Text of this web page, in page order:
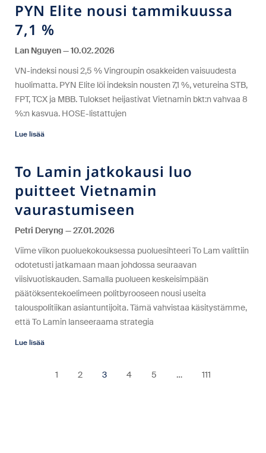
PYN Elite nousi tammikuussa
7,1 %
Lan Nguyen
10.02.2026
VN-indeksi nousi 2,5 % Vingroupin osakkeiden vaisuudesta
huolimatta. PYN Elite löi indeksin nousten 7,1 %, vetureina STB,
FPT, TCX ja MBB. Tulokset heijastivat Vietnamin bkt:n vahvaa 8
%:n kasvua. HOSE-listattujen
Lue lisää
To Lamin jatkokausi luo
puitteet Vietnamin
vaurastumiseen
Petri Deryng
27.01.2026
Viime viikon puoluekokouksessa puoluesihteeri To Lam valittiin
odotetusti jatkamaan maan johdossa seuraavan
viisivuotiskauden. Samalla puolueen keskeisimpään
päätöksentekoelimeen politbyrooseen nousi useita
talouspolitiikan asiantuntijoita. Tämä vahvistaa käsitystämme,
että To Lamin lanseeraama strategia
Lue lisää
1 2 3 4 5 … 111